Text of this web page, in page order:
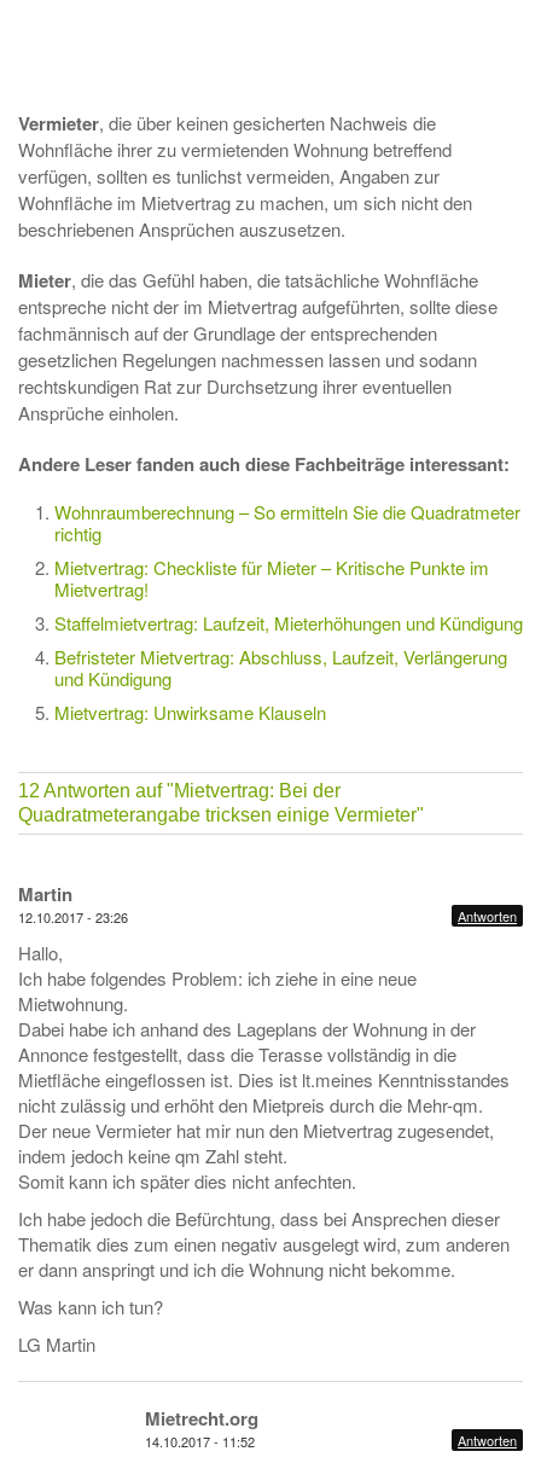
Vermieter, die über keinen gesicherten Nachweis die
Wohnfläche ihrer zu vermietenden Wohnung betreffend
verfügen, sollten es tunlichst vermeiden, Angaben zur
Wohnfläche im Mietvertrag zu machen, um sich nicht den
beschriebenen Ansprüchen auszusetzen.
Mieter, die das Gefühl haben, die tatsächliche Wohnfläche
entspreche nicht der im Mietvertrag aufgeführten, sollte diese
fachmännisch auf der Grundlage der entsprechenden
gesetzlichen Regelungen nachmessen lassen und sodann
rechtskundigen Rat zur Durchsetzung ihrer eventuellen
Ansprüche einholen.
Andere Leser fanden auch diese Fachbeiträge interessant:
Wohnraumberechnung – So ermitteln Sie die Quadratmeter
richtig
Mietvertrag: Checkliste für Mieter – Kritische Punkte im
Mietvertrag!
Staffelmietvertrag: Laufzeit, Mieterhöhungen und Kündigung
Befristeter Mietvertrag: Abschluss, Laufzeit, Verlängerung
und Kündigung
Mietvertrag: Unwirksame Klauseln
12 Antworten auf"Mietvertrag: Bei der
Quadratmeterangabe tricksen einige Vermieter"
Martin
12.10.2017 - 23:26 Antworten
Hallo,
Ich habe folgendes Problem: ich ziehe in eine neue
Mietwohnung.
Dabei habe ich anhand des Lageplans der Wohnung in der
Annonce festgestellt, dass die Terasse vollständig in die
Mietfläche eingeflossen ist. Dies ist lt.meines Kenntnisstandes
nicht zulässig und erhöht den Mietpreis durch die Mehr-qm.
Der neue Vermieter hat mir nun den Mietvertrag zugesendet,
indem jedoch keine qm Zahl steht.
Somit kann ich später dies nicht anfechten.
Ich habe jedoch die Befürchtung, dass bei Ansprechen dieser
Thematik dies zum einen negativ ausgelegt wird, zum anderen
er dann anspringt und ich die Wohnung nicht bekomme.
Was kann ich tun?
LG Martin
Mietrecht.org
14.10.2017 - 11:52 Antworten